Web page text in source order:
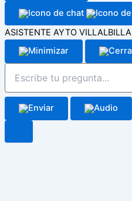
ASISTENTE AYTO VILLALBILLA